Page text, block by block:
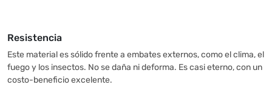
Resistencia
Este material es sólido frente a embates externos, como el clima, el
fuego y los insectos. No se daña ni deforma. Es casi eterno, con un
costo-beneficio excelente.